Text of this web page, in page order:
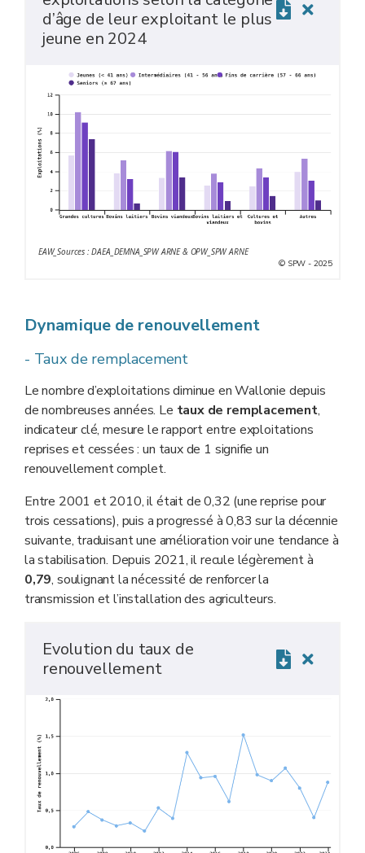
d’âge de leur exploitant le plus
jeune en 2024
EAW_Sources : DAEA_DEMNA_SPW ARNE & OPW_SPW ARNE
© SPW - 2025
Dynamique de renouvellement
- Taux de remplacement
Le nombre d’exploitations diminue en Wallonie depuis
de nombreuses années. Le taux de remplacement,
indicateur clé, mesure le rapport entre exploitations
reprises et cessées : un taux de 1 signifie un
renouvellement complet.
Entre 2001 et 2010, il était de 0,32 (une reprise pour
trois cessations), puis a progressé à 0,83 sur la décennie
suivante, traduisant une amélioration voir une tendance à
la stabilisation. Depuis 2021, il recule légèrement à
0,79, soulignant la nécessité de renforcer la
transmission et l’installation des agriculteurs.
Evolution du taux de
renouvellement